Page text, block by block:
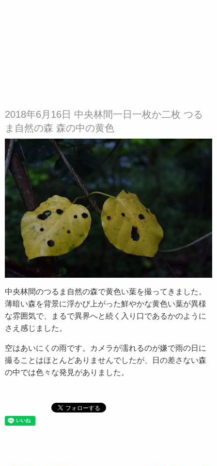
2018年6月16日 中央林間一日一枚か二枚 つる
ま自然の森 森の中の黄色
中央林間のつるま自然の森で黄色い葉を撮ってきました。
薄暗い森を背景に浮かび上がった鮮やかな黄色い葉が異様
な雰囲気で、まるで異界へと続く入り口であるかのように
さえ感じました。
空はあいにくの雨です。カメラが濡れるのが嫌で雨の日に
撮ることはほとんどありませんでしたが、日の差さない森
の中では色々な発見がありました。